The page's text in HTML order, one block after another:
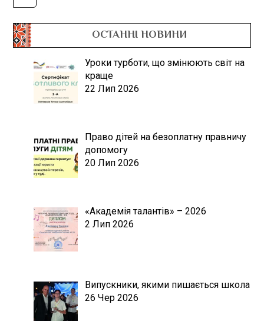
ОСТАННІ НОВИНИ
Уроки турботи, що змінюють світ на
краще
22 Лип 2026
Право дітей на безоплатну правничу
допомогу
20 Лип 2026
«Академія талантів» – 2026
2 Лип 2026
Випускники, якими пишається школа
26 Чер 2026